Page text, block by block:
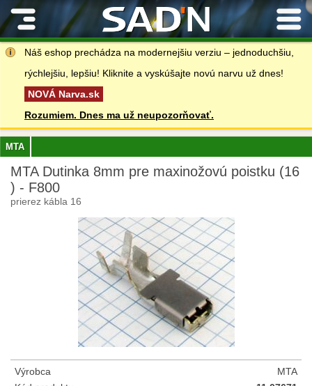
Náš eshop prechádza na modernejšiu verziu – jednoduchšiu,
rýchlejšiu, lepšiu! Kliknite a vyskúšajte novú narvu už dnes!
NOVÁ Narva.sk
Rozumiem. Dnes ma už neupozorňovať.
Kontakty
MTA
MTA Dutinka 8mm pre maxinožovú poistku (16
) - F800
prierez kábla 16
Výrobca
MTA